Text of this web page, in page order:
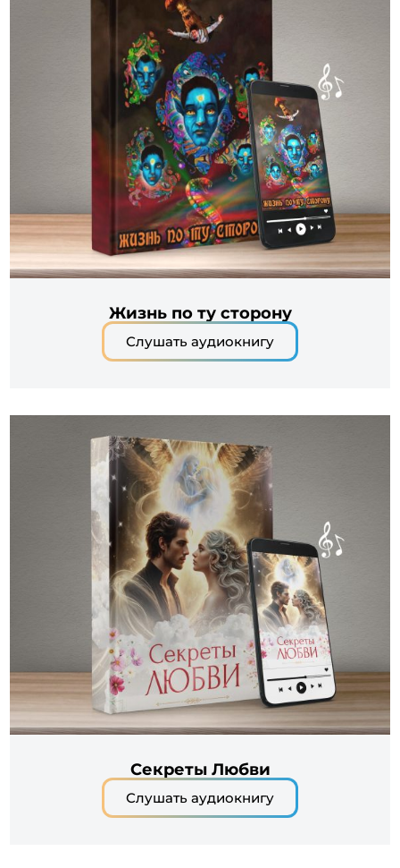
Жизнь по ту сторону
Слушать аудиокнигу
Секреты Любви
Слушать аудиокнигу